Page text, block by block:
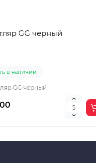
GG черный
в наличии
GG черный